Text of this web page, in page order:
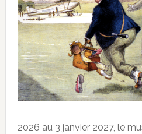
2026 au 3 janvier 2027, le